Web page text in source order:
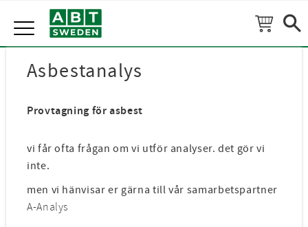
Meny
Asbestanalys
Provtagning för asbest
vi får ofta frågan om vi utför analyser. det gör vi
inte.
men vi hänvisar er gärna till vår samarbetspartner
A-Analys